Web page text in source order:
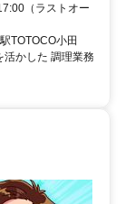
（ラストオー
TOTOCO小田
活かした 調理業務